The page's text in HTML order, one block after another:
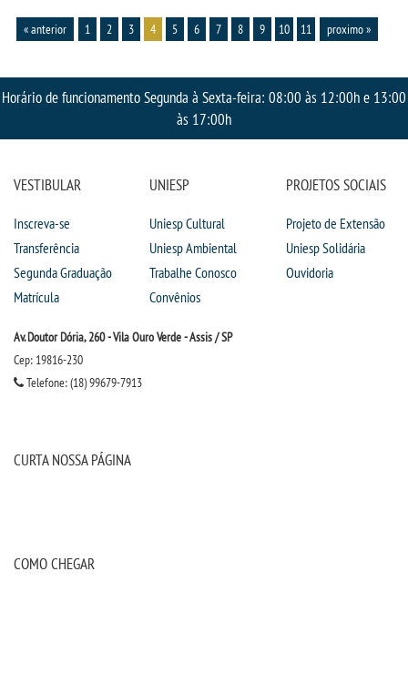
« anterior 1 2 3 4 5 6 7 8 9 10 11 proximo »
Horário de funcionamento Segunda à Sexta-feira: 08:00 às 12:00h e 13:00
às 17:00h
VESTIBULAR
Inscreva-se
Transferência
Segunda Graduação
Matrícula
UNIESP
Uniesp Cultural
Uniesp Ambiental
Trabalhe Conosco
Convênios
PROJETOS SOCIAIS
Projeto de Extensão
Uniesp Solidária
Ouvidoria
Av. Doutor Dória, 260 - Vila Ouro Verde - Assis / SP
Cep: 19816-230
Telefone: (18) 99679-7913
CURTA NOSSA PÁGINA
COMO CHEGAR